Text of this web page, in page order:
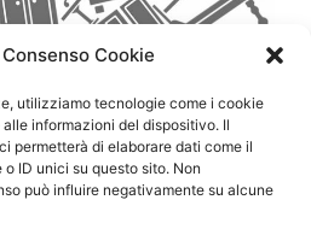
Cookie
utilizziamo tecnologie come i cookie
informazioni del dispositivo. Il
permetterà di elaborare dati come il
ID unici su questo sito. Non
può influire negativamente su alcune
e Hinterland Milanese